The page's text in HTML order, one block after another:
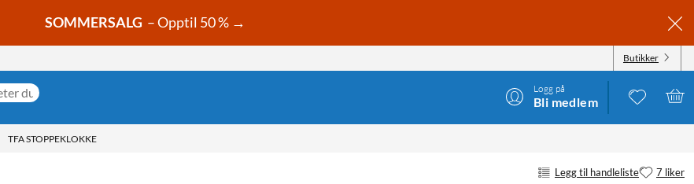
SOMMERSALG – Opptil 50 % →
Butikker
Logg på
Bli medlem
TFA STOPPEKLOKKE
Legg til handleliste 7 liker